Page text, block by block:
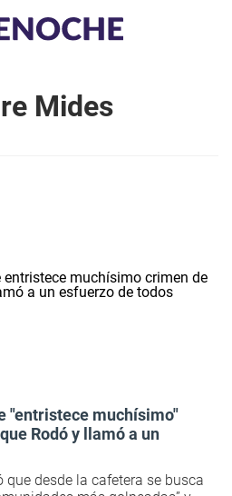
Mides
"entristece muchísimo"
Rodó y llamó a un
desde la cafetera se busca